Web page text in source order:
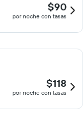
$90
por noche con tasas
$118
por noche con tasas